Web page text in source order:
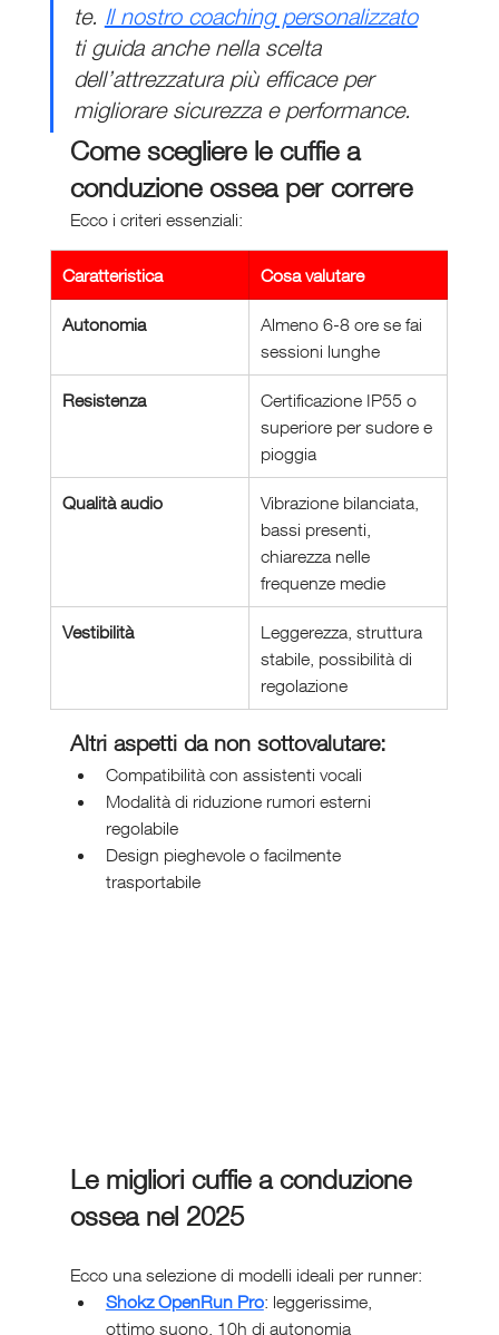
te. Il nostro coaching personalizzato
ti guida anche nella scelta
dell’attrezzatura più efficace per
migliorare sicurezza e performance.
Come scegliere le cuffie a
conduzione ossea per correre
Ecco i criteri essenziali:
Caratteristica Cosa valutare
Autonomia
Almeno 6-8 ore se fai
sessioni lunghe
Resistenza
Certificazione IP55 o
superiore per sudore e
pioggia
Qualità audio
Vibrazione bilanciata,
bassi presenti,
chiarezza nelle
frequenze medie
Vestibilità
Leggerezza, struttura
stabile, possibilità di
regolazione
Altri aspetti da non sottovalutare:
Compatibilità con assistenti vocali
Modalità di riduzione rumori esterni
regolabile
Design pieghevole o facilmente
trasportabile
Le migliori cuffie a conduzione
ossea nel 2025
Ecco una selezione di modelli ideali per runner:
Shokz OpenRun Pro: leggerissime,
ottimo suono, 10h di autonomia